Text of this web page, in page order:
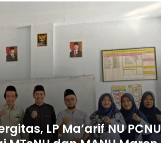
LP Ma’arif NU PCNU